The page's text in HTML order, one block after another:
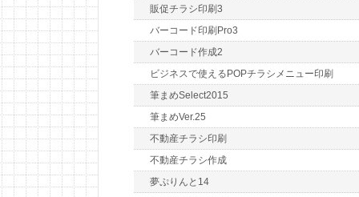
販促チラシ印刷3
バーコード印刷Pro3
バーコード作成2
ビジネスで使えるPOPチラシメニュー印刷
筆まめSelect2015
筆まめVer.25
不動産チラシ印刷
不動産チラシ作成
夢ぷりんと14